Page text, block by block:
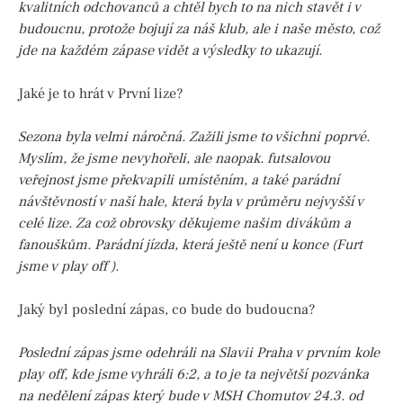
kvalitních odchovanců a chtěl bych to na nich stavět i v
budoucnu, protože bojují za náš klub, ale i naše město, což
jde na každém zápase vidět a výsledky to ukazují.
Jaké je to hrát v První lize?
Sezona byla velmi náročná. Zažili jsme to všichni poprvé.
Myslím, že jsme nevyhořeli, ale naopak. futsalovou
veřejnost jsme překvapili umístěním, a také parádní
návštěvností v naší hale, která byla v průměru nejvyšší v
celé lize. Za což obrovsky děkujeme našim divákům a
fanouškům. Parádní jízda, která ještě není u konce (Furt
jsme v play off ).
Jaký byl poslední zápas, co bude do budoucna?
Poslední zápas jsme odehráli na Slavii Praha v prvním kole
play off, kde jsme vyhráli 6:2, a to je ta největší pozvánka
na nedělení zápas který bude v MSH Chomutov 24.3. od